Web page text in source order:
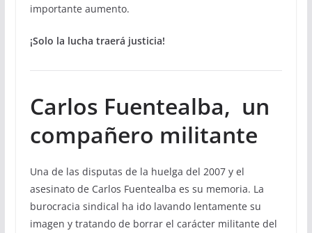
importante aumento.
¡Solo la lucha traerá justicia!
Carlos Fuentealba, un
compañero militante
Una de las disputas de la huelga del 2007 y el
asesinato de Carlos Fuentealba es su memoria. La
burocracia sindical ha ido lavando lentamente su
imagen y tratando de borrar el carácter militante del